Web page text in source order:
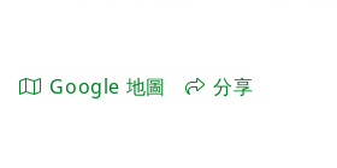
Google 地圖 分享